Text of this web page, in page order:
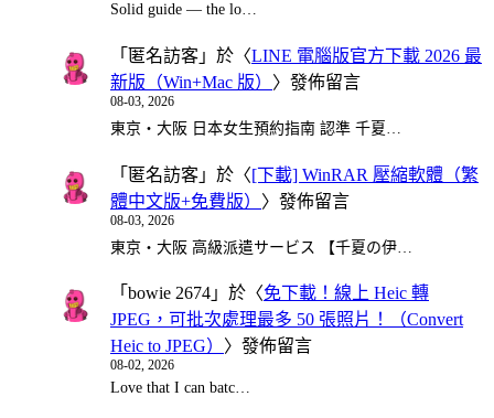
Solid guide — the lo…
「 匿名訪客 」於〈LINE 電腦版官方下載 2026 最
新版（Win+Mac 版） 〉發佈留言
08-03, 2026
東京・大阪 日本女生預約指南 認準 千夏…
「 匿名訪客 」於〈[下載] WinRAR 壓縮軟體（繁
體中文版+免費版） 〉發佈留言
08-03, 2026
東京・大阪 高級派遣サービス 【千夏の伊…
「 bowie 2674 」於〈免下載！線上 Heic 轉
JPEG，可批次處理最多 50 張照片！（Convert
Heic to JPEG） 〉發佈留言
08-02, 2026
Love that I can batc…